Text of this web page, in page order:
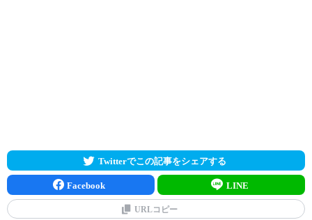
Twitterでこの記事をシェアする
Facebook LINE
URLコピー